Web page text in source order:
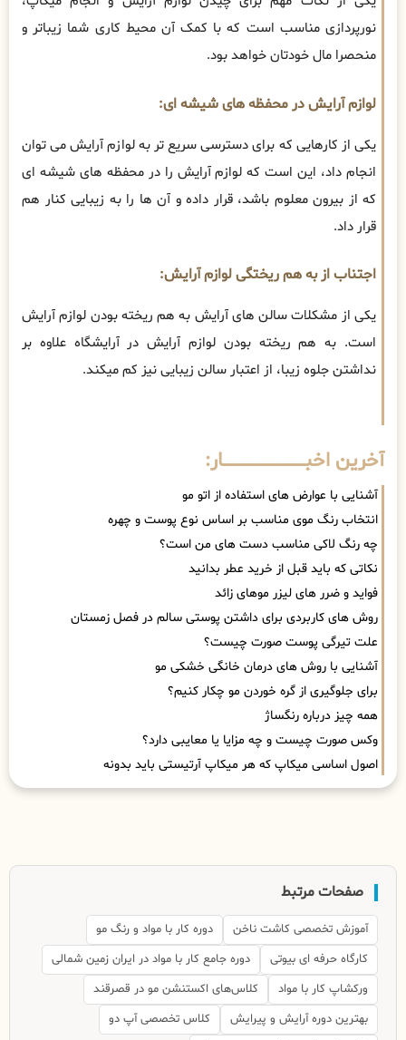
نورپردازی مناسب است که با کمک آن محیط کاری شما زیباتر و
منحصرا مال خودتان خواهد بود.
لوازم آرایش در محفظه های شیشه ای:
یکی از کارهایی که برای دسترسی سریع تر به لوازم آرایش می توان
انجام داد، این است که لوازم آرایش را در محفظه های شیشه ای
که از بیرون معلوم باشد، قرار داده و آن ها را به زیبایی کنار هم
قرار داد.
اجتناب از به هم ریختگی لوازم آرایش:
یکی از مشکلات سالن های آرایش به هم ریخته بودن لوازم آرایش
است. به هم ریخته بودن لوازم آرایش در آرایشگاه علاوه بر
نداشتن جلوه زیبا، از اعتبار سالن زیبایی نیز کم میکند.
آخرین اخبــــــــــــــــــــــــــــــار:
آشنایی با عوارض های استفاده از اتو مو
انتخاب رنگ موی مناسب بر اساس نوع پوست و چهره
چه رنگ لاکی مناسب دست های من است؟
نکاتی که باید قبل از خرید عطر بدانید
فواید و ضرر های لیزر موهای زائد
روش های کاربردی برای داشتن پوستی سالم در فصل زمستان
علت تیرگی پوست صورت چیست؟
آشنایی با روش های درمان خانگی خشکی مو
برای جلوگیری از گره خوردن مو چکار کنیم؟
همه چیز درباره رنگساژ
وکس صورت چیست و چه مزایا یا معایبی دارد؟
اصول اساسی میکاپ که هر میکاپ آرتیستی باید بدونه
صفحات مرتبط
آموزش تخصصی کاشت ناخن
دوره کار با مواد و رنگ مو
کارگاه حرفه ای بیوتی
دوره جامع کار با مواد در ایران زمین شمالی
ورکشاپ کار با مواد
کلاس‌های اکستنشن مو در قصرقند
بهترین دوره آرایش و پیرایش
کلاس تخصصی آپ دو